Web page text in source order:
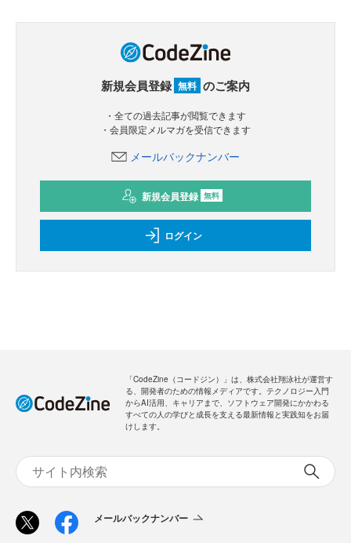
新規会員登録 無料 のご案内
・全ての過去記事が閲覧できます
・会員限定メルマガを受信できます
メールバックナンバー
新規会員登録 無料
ログイン
「CodeZine（コードジン）」は、株式会社翔泳社が運営す
る、開発者のための情報メディアです。テクノロジー入門
からAI活用、キャリアまで、ソフトウェア開発にかかわる
すべての人の学びと成長を支える最新情報と実践知をお届
けします。
メールバックナンバー